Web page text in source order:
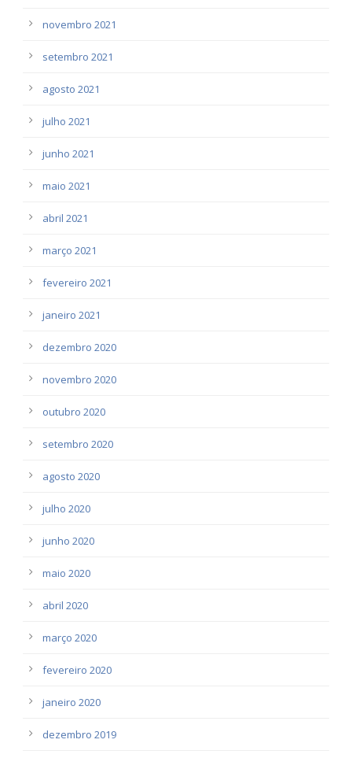
novembro 2021
setembro 2021
agosto 2021
julho 2021
junho 2021
maio 2021
abril 2021
março 2021
fevereiro 2021
janeiro 2021
dezembro 2020
novembro 2020
outubro 2020
setembro 2020
agosto 2020
julho 2020
junho 2020
maio 2020
abril 2020
março 2020
fevereiro 2020
janeiro 2020
dezembro 2019